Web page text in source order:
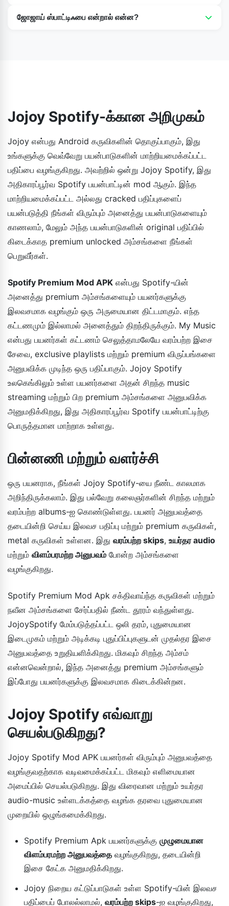
ஸ்பாட்டிஃபை பிளேலிஸ்ட்டின் அடிப்படை அம்சங்களைத் தவிர,
இன்னும் பல உள்ளன. அவற்றின் சிறந்த பகுதிகள் இதோ: 320kbps
ஜோஜாய் ஸ்பாட்டிஃபை என்றால் என்ன?
Jojoy Spotify-க்கான அறிமுகம்
Jojoy என்பது Android கருவிகளின் தொகுப்பாகும், இது
உங்களுக்கு வெவ்வேறு பயன்பாடுகளின் மாற்றியமைக்கப்பட்ட
பதிப்பை வழங்குகிறது. அவற்றில் ஒன்று Jojoy Spotify, இது
அதிகாரப்பூர்வ Spotify பயன்பாட்டின் mod ஆகும். இந்த
மாற்றியமைக்கப்பட்ட அல்லது cracked பதிப்புகளைப்
பயன்படுத்தி நீங்கள் விரும்பும் அனைத்து பயன்பாடுகளையும்
காணலாம், மேலும் அந்த பயன்பாடுகளின் original பதிப்பில்
கிடைக்காத premium unlocked அம்சங்களை நீங்கள்
பெறுவீர்கள்.
Spotify Premium Mod APK என்பது Spotify-யின்
அனைத்து premium அம்சங்களையும் பயனர்களுக்கு
இலவசமாக வழங்கும் ஒரு அருமையான திட்டமாகும். எந்த
கட்டணமும் இல்லாமல் அனைத்தும் திறந்திருக்கும். My Music
என்பது பயனர்கள் கட்டணம் செலுத்தாமலேயே வரம்பற்ற இசை
சேவை, exclusive playlists மற்றும் premium விருப்பங்களை
அனுபவிக்க முடிந்த ஒரு பதிப்பாகும். Jojoy Spotify
உலகெங்கிலும் உள்ள பயனர்களை அதன் சிறந்த music
streaming மற்றும் பிற premium அம்சங்களை அனுபவிக்க
அனுமதிக்கிறது, இது அதிகாரப்பூர்வ Spotify பயன்பாட்டிற்கு
பொருத்தமான மாற்றாக உள்ளது.
பின்னணி மற்றும் வளர்ச்சி
ஒரு பயனராக, நீங்கள் Jojoy Spotify-யை நீண்ட காலமாக
அறிந்திருக்கலாம். இது பல்வேறு கலைஞர்களின் சிறந்த மற்றும்
வரம்பற்ற albums-ஐ கொண்டுள்ளது. பயனர் அனுபவத்தை
தடையின்றி செய்ய இலவச பதிப்பு மற்றும் premium கருவிகள்,
metal கருவிகள் உள்ளன. இது வரம்பற்ற skips, உயர்தர audio
மற்றும் விளம்பரமற்ற அனுபவம் போன்ற அம்சங்களை
வழங்குகிறது.
Spotify Premium Mod Apk சக்திவாய்ந்த கருவிகள் மற்றும்
நவீன அம்சங்களை சேர்ப்பதில் நீண்ட தூரம் வந்துள்ளது.
JojoySpotify மேம்படுத்தப்பட்ட ஒலி தரம், புதுமையான
இடைமுகம் மற்றும் அடிக்கடி புதுப்பிப்புகளுடன் முதல்தர இசை
அனுபவத்தை உறுதியளிக்கிறது. மிகவும் சிறந்த அம்சம்
என்னவென்றால், இந்த அனைத்து premium அம்சங்களும்
இப்போது பயனர்களுக்கு இலவசமாக கிடைக்கின்றன.
Jojoy Spotify எவ்வாறு
செயல்படுகிறது?
Jojoy Spotify Mod APK பயனர்கள் விரும்பும் அனுபவத்தை
வழங்குவதற்காக வடிவமைக்கப்பட்ட மிகவும் எளிமையான
அமைப்பில் செயல்படுகிறது. இது விரைவான மற்றும் உயர்தர
audio-music உள்ளடக்கத்தை வழங்க தரவை புதுமையான
முறையில் ஒழுங்கமைக்கிறது.
Spotify Premium Apk பயனர்களுக்கு முழுமையான
விளம்பரமற்ற அனுபவத்தை வழங்குகிறது, தடையின்றி
இசை கேட்க அனுமதிக்கிறது.
Jojoy நிறைய கட்டுப்பாடுகள் உள்ள Spotify-யின் இலவச
பதிப்பைப் போலல்லாமல், வரம்பற்ற skips-ஐ வழங்குகிறது,